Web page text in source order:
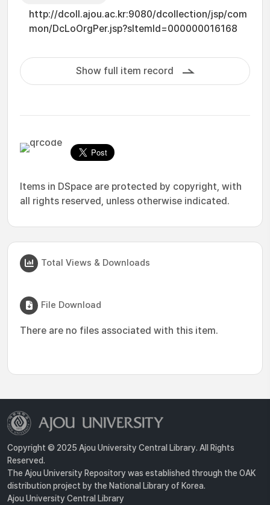
http://dcoll.ajou.ac.kr:9080/dcollection/jsp/com
mon/DcLoOrgPer.jsp?sItemId=000000016168
Show full item record
Items in DSpace are protected by copyright, with
all rights reserved, unless otherwise indicated.
Total Views & Downloads
File Download
There are no files associated with this item.
Copyright © 2025 Ajou University Central Library. All Rights
Reserved.
The Ajou University Repository was established through the OAK
distribution project by the National Library of Korea.
Ajou University Central Library